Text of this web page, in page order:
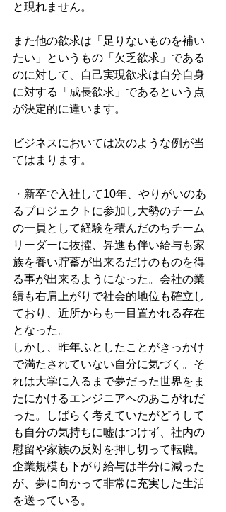
と現れません。
また他の欲求は「足りないものを補い
たい」というもの「欠乏欲求」である
のに対して、自己実現欲求は自分自身
に対する「成長欲求」であるという点
が決定的に違います。
ビジネスにおいては次のような例が当
てはまります。
・新卒で入社して10年、やりがいのあ
るプロジェクトに参加し大勢のチーム
の一員として経験を積んだのちチーム
リーダーに抜擢、昇進も伴い給与も家
族を養い貯蓄が出来るだけのものを得
る事が出来るようになった。会社の業
績も右肩上がりで社会的地位も確立し
ており、近所からも一目置かれる存在
となった。
しかし、昨年ふとしたことがきっかけ
で満たされていない自分に気づく。そ
れは大学に入るまで夢だった世界をま
たにかけるエンジニアへのあこがれだ
った。しばらく考えていたがどうして
も自分の気持ちに嘘はつけず、社内の
慰留や家族の反対を押し切って転職。
企業規模も下がり給与は半分に減った
が、夢に向かって非常に充実した生活
を送っている。